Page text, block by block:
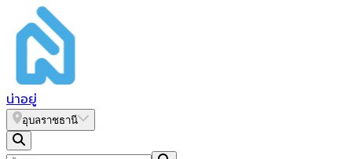
น่าอยู่
อุบลราชธานี